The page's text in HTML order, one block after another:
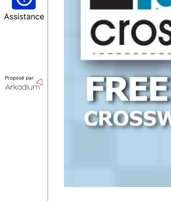
Assistance
Proposé par